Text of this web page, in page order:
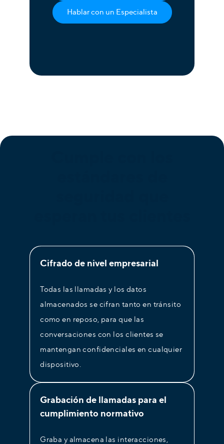
Hablar con un Especialista
Cifrado de nivel empresarial
Todas las llamadas y los datos
almacenados se cifran tanto en tránsito
como en reposo, para que las
conversaciones con los clientes se
mantengan confidenciales en cualquier
dispositivo.
Grabación de llamadas para el
cumplimiento normativo
Graba y almacena las interacciones,